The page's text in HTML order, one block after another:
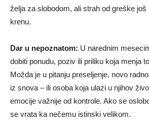
želja za slobodom, ali strah od greške
krenu.
Dar u nepoznatom: U narednim
dobiti ponudu, poziv ili priliku koja menja
Možda je u pitanju preseljenje, novo
iz snova – ili osoba koja ulazi u njihov
emocije važnije od kontrole. Ako se
se vrata ka nečemu istinski velikom.